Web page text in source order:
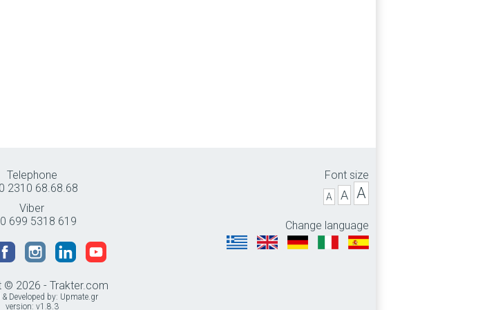
Telephone
2310 68.68.68
Viber
699 5318 619
© 2026 - Trakter.com
Developed by: Upmate.gr
version: v1.8.3
Font size
A A A
Change language